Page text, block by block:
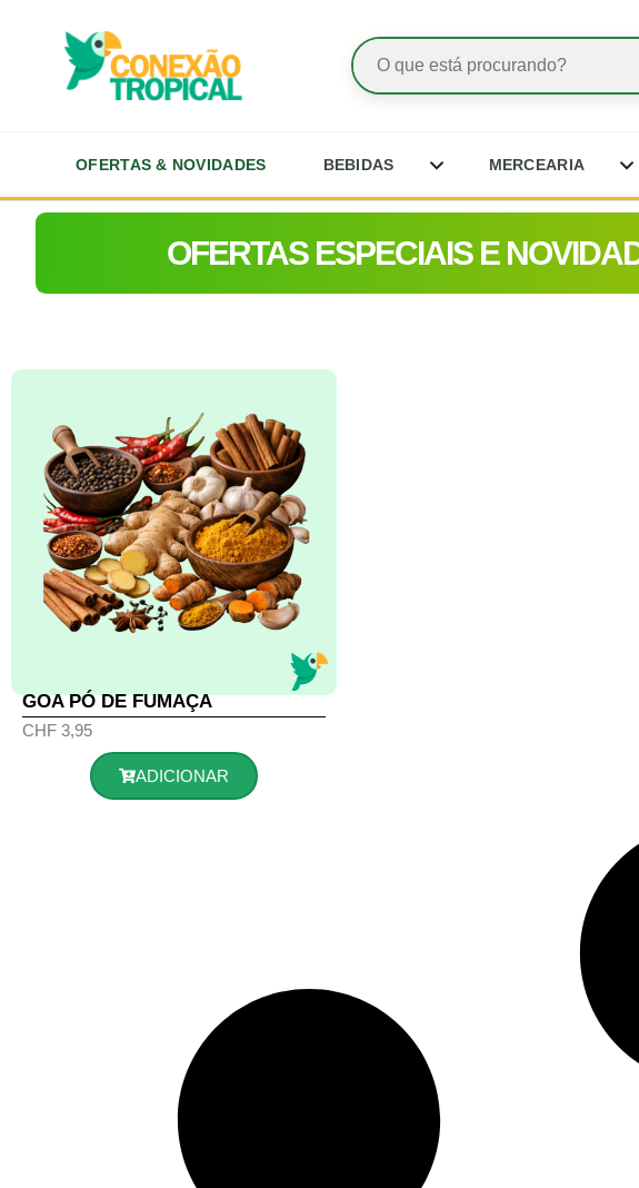
OFERTAS & NOVIDADES BEBIDAS MERCEARIA
OFERTAS ESPECIAIS E
GOA PÓ DE FUMAÇA
CHF 3,95
ADICIONAR